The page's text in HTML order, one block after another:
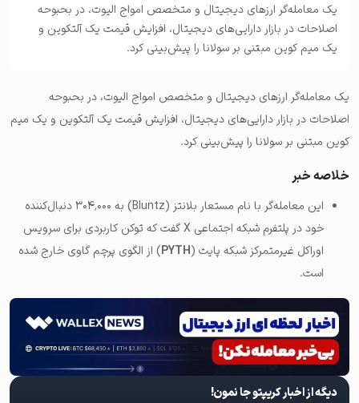
یک معامله‌گر ارزهای دیجیتال و متخصص امواج الیوت، در بحبوحه
اصلاحات در بازار دارایی‌های دیجیتال، افزایش قیمت یک آلتکوین و
یک میم کوین مبتنی بر سولانا را پیش‌بینی کرد.
یک معامله‌گر ارزهای دیجیتال و متخصص امواج الیوت، در بحبوحه
اصلاحات در بازار دارایی‌های دیجیتال، افزایش قیمت یک آلتکوین و یک میم
کوین مبتنی بر سولانا را پیش‌بینی کرد.
خلاصه خبر
این معامله‌گر با نام مستعار بلانتز (Bluntz) به ۳۰۴٬۰۰۰ دنبال‌کننده
خود در پلتفرم شبکه اجتماعی X گفت که توکن کاربردی برای سرویس
اوراکل غیرمتمرکز شبکه پایث (PYTH) از الگوی پرچم گاوی خارج شده
است.
دیگه از اخبار کریپتو جا نمون!